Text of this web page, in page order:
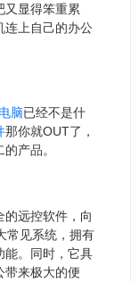
又显得笨重累
连上自己的办公
脑已经不是什
那你就OUT了，
产品。
远控软件，向
常见系统，拥有
能。同时，它具
带来极大的便